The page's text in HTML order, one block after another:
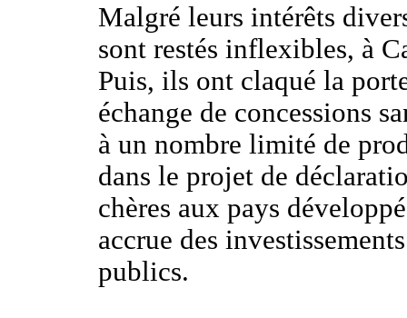
Malgré leurs intérêts
sont restés inflexibles, à
Puis, ils ont claqué la
échange de concessions
à un nombre limité de
dans le projet de
chères aux pays
accrue des
publics.